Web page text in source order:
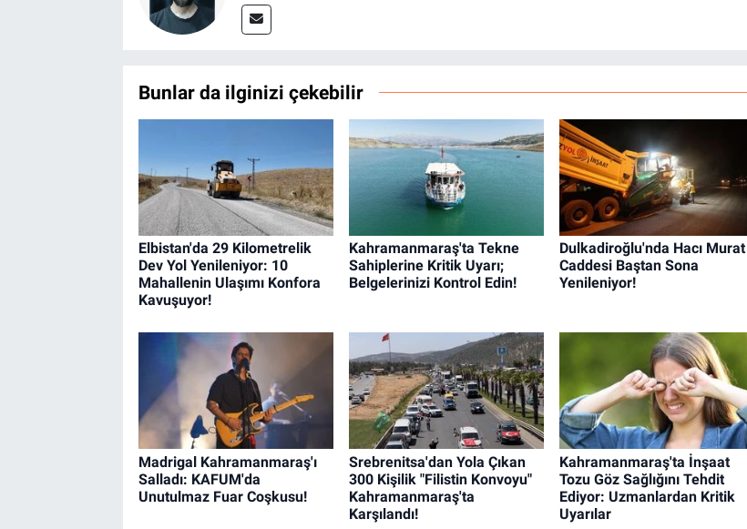
Bunlar da ilginizi çekebilir
Elbistan'da 29 Kilometrelik
Dev Yol Yenileniyor: 10
Mahallenin Ulaşımı Konfora
Kavuşuyor!
Kahramanmaraş'ta Tekne
Sahiplerine Kritik Uyarı;
Belgelerinizi Kontrol Edin!
Dulkadiroğlu'nda Hacı Murat
Caddesi Baştan Sona
Yenileniyor!
Madrigal Kahramanmaraş'ı
Salladı: KAFUM'da
Unutulmaz Fuar Coşkusu!
Srebrenitsa'dan Yola Çıkan
300 Kişilik "Filistin Konvoyu"
Kahramanmaraş'ta
Karşılandı!
Kahramanmaraş'ta İnşaat
Tozu Göz Sağlığını Tehdit
Ediyor: Uzmanlardan Kritik
Uyarılar